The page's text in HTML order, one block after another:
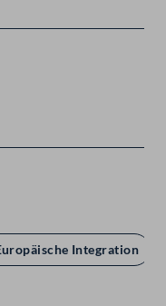
Integration